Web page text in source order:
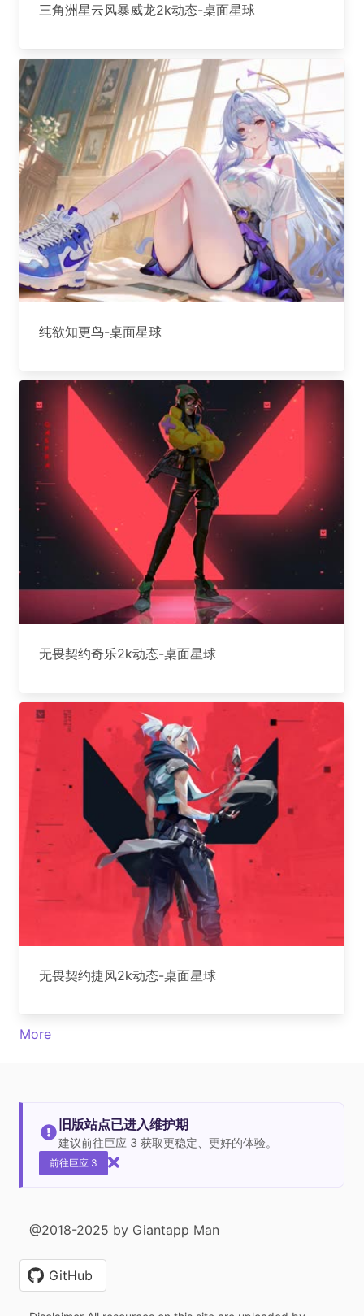
三角洲星云风暴威龙2k动态-桌面星球
纯欲知更鸟-桌面星球
无畏契约奇乐2k动态-桌面星球
无畏契约捷风2k动态-桌面星球
More
旧版站点已进入维护期
建议前往巨应 3 获取更稳定、更好的体验。
前往巨应 3
@2018-2025 by Giantapp Man
GitHub